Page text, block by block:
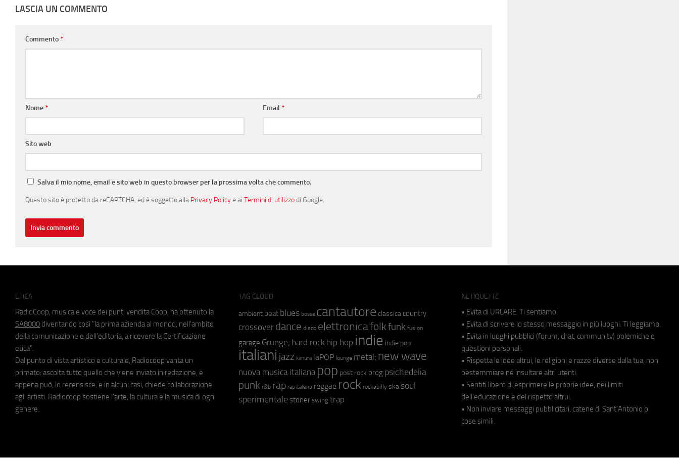
LASCIA UN COMMENTO
Commento*
Nome* Email*
Sito web
Salva il mio nome, email e sito web in questo browser per la prossima volta che commento.
Questo sito è protetto da reCAPTCHA, ed è soggetto alla Privacy Policye ai Termini di utilizzodi Google.
ETICA
RadioCoop, musica e voce dei punti vendita Coop, ha ottenuto la
SA8000 diventando così "la prima azienda al mondo, nell'ambito
della comunicazione e dell'editoria, a ricevere la Certificazione
etica".
Dal punto di vista artistico e culturale, Radiocoop vanta un
primato: ascolta tutto quello che viene inviato in redazione, e
appena può, lo recensisce, e in alcuni casi, chiede collaborazione
agli artisti. Radiocoop sostiene l'arte, la cultura e la musica di ogni
genere.
TAG CLOUD
ambient beat blues bossa cantautore classica country
crossover dance disco elettronicafolkfunk fusion
garage Grunge; hard rock hip hop indie indie pop
italiani jazz kimura laPOP lounge metal; new wave
nuova musica italiana pop post rock prog psichedelia
punk r&b rap rap italiano reggae rock rockabilly ska soul
sperimentale stoner swing trap
NETIQUETTE
• Evita di URLARE. Ti sentiamo.
• Evita di scrivere lo stesso messaggio in più luoghi. Ti leggiamo.
• Evita in luoghi pubblici (forum, chat, community) polemiche e
questioni personali.
• Rispetta le idee altrui, le religioni e razze diverse dalla tua, non
bestemmiare né insultare altri utenti.
• Sentiti libero di esprimere le proprie idee, nei limiti
dell'educazione e del rispetto altrui.
• Non inviare messaggi pubblicitari, catene di Sant'Antonio o
cose simili.